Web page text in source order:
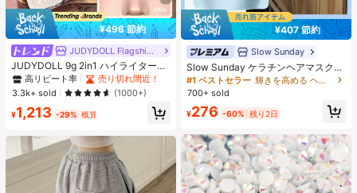
¥496 節約
JUDYDOLL Flagship Store
JUDYDOLL 9g 2in1 ハイライター&
コントアーパレット、マット&シマ
ーブラッシュパレット、初心者、自
分用、ギフトにも最適、パーティ
ー、デート、結婚式などのあらゆる
シーンで使用可能
高リピート率
売り切れ間近！
3.3k+ sold
(1000+)
¥1,213 -29% 概算
¥407 節約
Slow Sunday
Slow Sunday ケラチンヘアマスク、
ケラチン、タンパク質豊富な成分、
強力な保湿、髪の補修と強化、すべ
ーチ、旅行の必需品、夏のヘアケア
#1 ベストセラー
輝きを高める ヘアトリートメント
700+ sold
¥276 -60% 残り2日